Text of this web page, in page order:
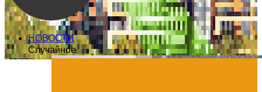
НОВОСТИ
Случайное